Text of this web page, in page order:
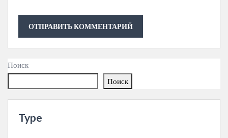
Поиск
Поиск
Type